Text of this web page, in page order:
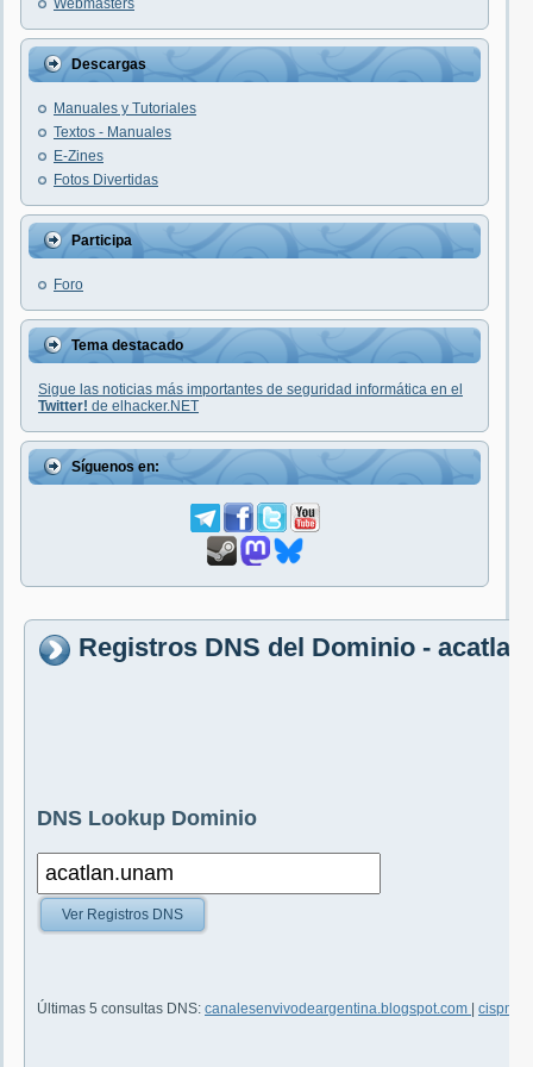
Webmasters
Descargas
Manuales y Tutoriales
Textos - Manuales
E-Zines
Fotos Divertidas
Participa
Foro
Tema destacado
Sigue las noticias más importantes de seguridad informática en el
Twitter! de elhacker.NET
Síguenos en:
Registros DNS del Dominio -
DNS Lookup Dominio
Ver Registros DNS
Últimas 5 consultas DNS: canalesenvivodeargentina.blogspot.com cispm.fr